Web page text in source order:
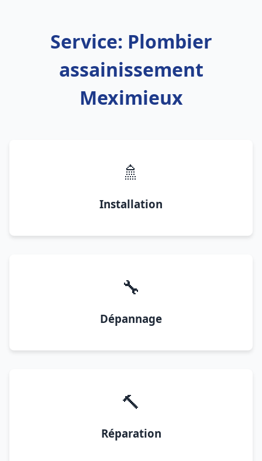
Service: Plombier
assainissement
Meximieux
🚿
Installation
🔧
Dépannage
🔨
Réparation